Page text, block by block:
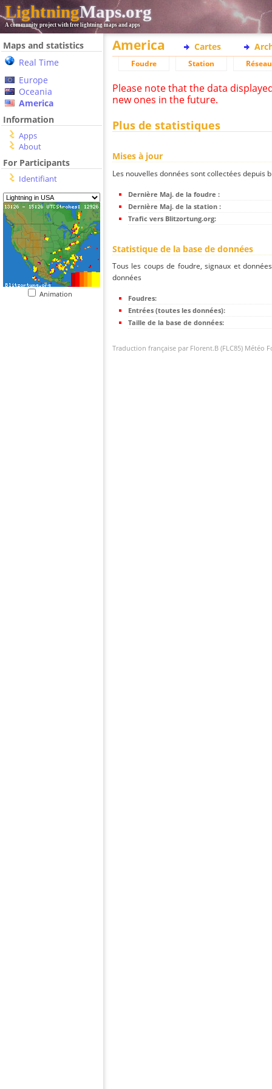
LightningMaps.org
A community project with free lightning maps and apps
Maps and statistics
Real Time
Europe
Oceania
America
Information
Apps
About
For Participants
Identifiant
Animation
America Cartes
Foudre Station Réseau
Please note that the data
new ones in the future.
Plus de statistiques
Mises à jour
Les nouvelles données sont collectées
Dernière Maj. de la foudre :
Dernière Maj. de la station :
Trafic vers Blitzortung.org:
Statistique de la base de données
Tous les coups de foudre, signaux et
données
Foudres:
Entrées (toutes les données):
Taille de la base de données:
Traduction française par Florent.B (FLC85) Météo